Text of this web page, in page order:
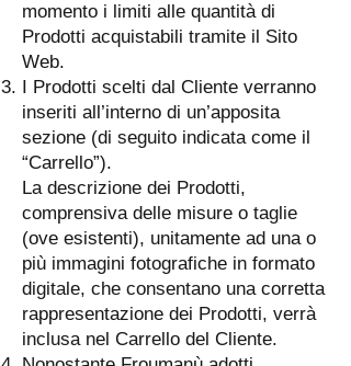
momento i limiti alle quantità di
Prodotti acquistabili tramite il Sito
Web.
I Prodotti scelti dal Cliente verranno
inseriti all’interno di un’apposita
sezione (di seguito indicata come il
“Carrello”).
La descrizione dei Prodotti,
comprensiva delle misure o taglie
(ove esistenti), unitamente ad una o
più immagini fotografiche in formato
digitale, che consentano una corretta
rappresentazione dei Prodotti, verrà
inclusa nel Carrello del Cliente.